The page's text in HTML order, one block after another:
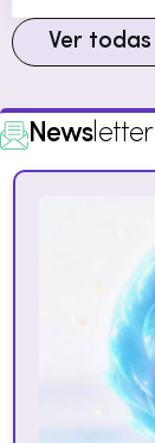
Ver todas
Newsletter